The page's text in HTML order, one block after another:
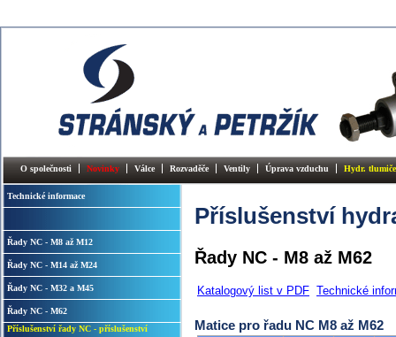
O společnosti Novinky Válce Rozvaděče Ventily Úprava vzduchu Hydr.
Technické informace
Řady NC - M8 až M12
Řady NC - M14 až M24
Řady NC - M32 a M45
Řady NC - M62
Příslušenství řady NC - příslušenství
Příslušenství
Řady NC - M8 až M62
Katalogový list v PDF Technické
Matice pro řadu NC M8 až M62